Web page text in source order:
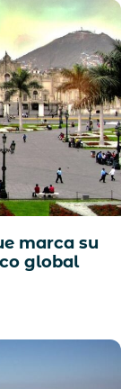
marca su
global